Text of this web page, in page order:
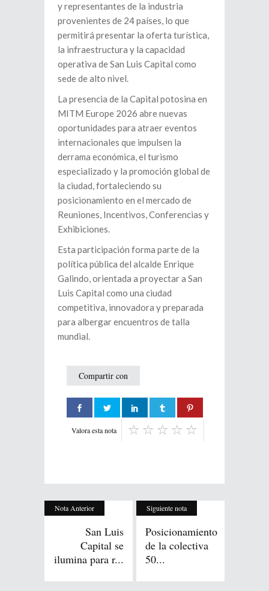
y representantes de la industria
provenientes de 24 países, lo que
permitirá presentar la oferta turística,
la infraestructura y la capacidad
operativa de San Luis Capital como
sede de alto nivel.
La presencia de la Capital potosina en
MITM Europe 2026 abre nuevas
oportunidades para atraer eventos
internacionales que impulsen la
derrama económica, el turismo
especializado y la promoción global de
la ciudad, fortaleciendo su
posicionamiento en el mercado de
Reuniones, Incentivos, Conferencias y
Exhibiciones.
Esta participación forma parte de la
política pública del alcalde Enrique
Galindo, orientada a proyectar a San
Luis Capital como una ciudad
competitiva, innovadora y preparada
para albergar encuentros de talla
mundial.
Compartir con
Valora esta nota
Nota Anterior
San Luis
Capital se
ilumina para r...
Siguiente nota
Posicionamiento
de la colectiva
50...